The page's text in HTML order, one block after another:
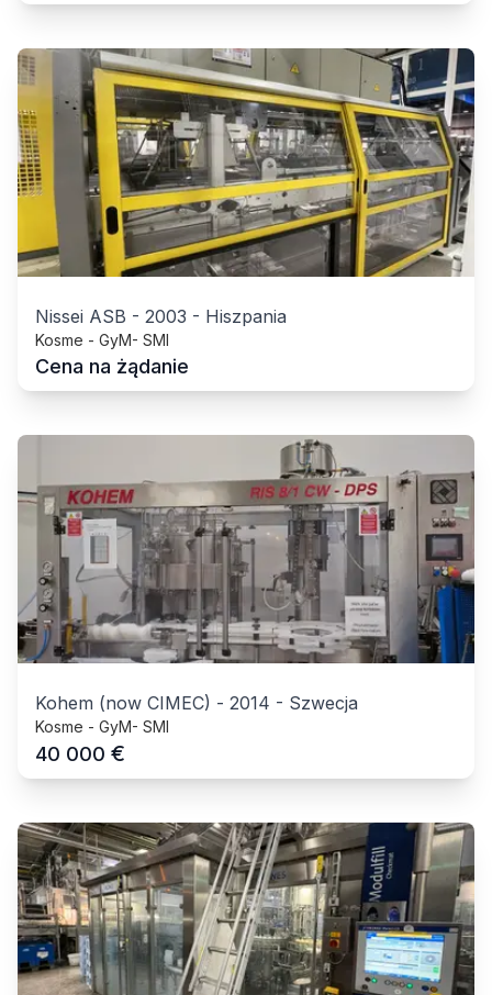
Nissei ASB - 2003 - Hiszpania
Kosme - GyM- SMI
Cena na żądanie
Kohem (now CIMEC) - 2014 - Szwecja
Kosme - GyM- SMI
40 000 €